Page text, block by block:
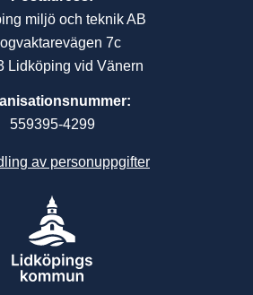
miljö och teknik AB
7c
Lidköping vid Vänern
559395-4299
av personuppgifter